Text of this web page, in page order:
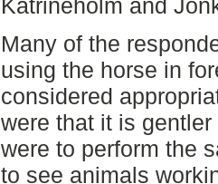
Katrineholm and
Many of the
using the horse in
considered
were that it is
were to perform the
to see animals